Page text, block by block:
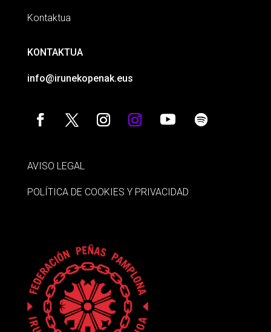
Kontaktua
KONTAKTUA
info@irunekopenak.eus
AVISO LEGAL
POLÍTICA DE COOKIES Y PRIVACIDAD